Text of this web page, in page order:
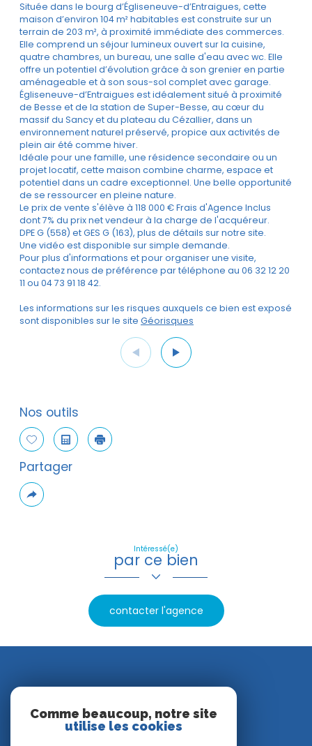
Située dans le bourg d’Égliseneuve-d’Entraigues, cette
maison d’environ 104 m² habitables est construite sur un
terrain de 203 m², à proximité immédiate des commerces.
Elle comprend un séjour lumineux ouvert sur la cuisine,
quatre chambres, un bureau, une salle d'eau avec wc. Elle
offre un potentiel d’évolution grâce à son grenier en partie
aménageable et à son sous-sol complet avec garage.
Égliseneuve-d’Entraigues est idéalement situé à proximité
de Besse et de la station de Super-Besse, au cœur du
massif du Sancy et du plateau du Cézallier, dans un
environnement naturel préservé, propice aux activités de
plein air été comme hiver.
Idéale pour une famille, une résidence secondaire ou un
projet locatif, cette maison combine charme, espace et
potentiel dans un cadre exceptionnel. Une belle opportunité
de se ressourcer en pleine nature.
Le prix de vente s'élève à 118 000 € Frais d'Agence Inclus
dont 7% du prix net vendeur à la charge de l'acquéreur.
DPE G (558) et GES G (163), plus de détails sur notre site.
Une vidéo est disponible sur simple demande.
Pour plus d'informations et pour organiser une visite,
contactez nous de préférence par téléphone au 06 32 12 20
11 ou 04 73 91 18 42.
Les informations sur les risques auxquels ce bien est exposé
sont disponibles sur le site Géorisques
Nos outils
Sélectionner
Calculatrice
Imprimer
Partager
Plus
de
Intéressé(e)
par ce bien
contacter l'agence
Comme beaucoup, notre site
utilise les cookies